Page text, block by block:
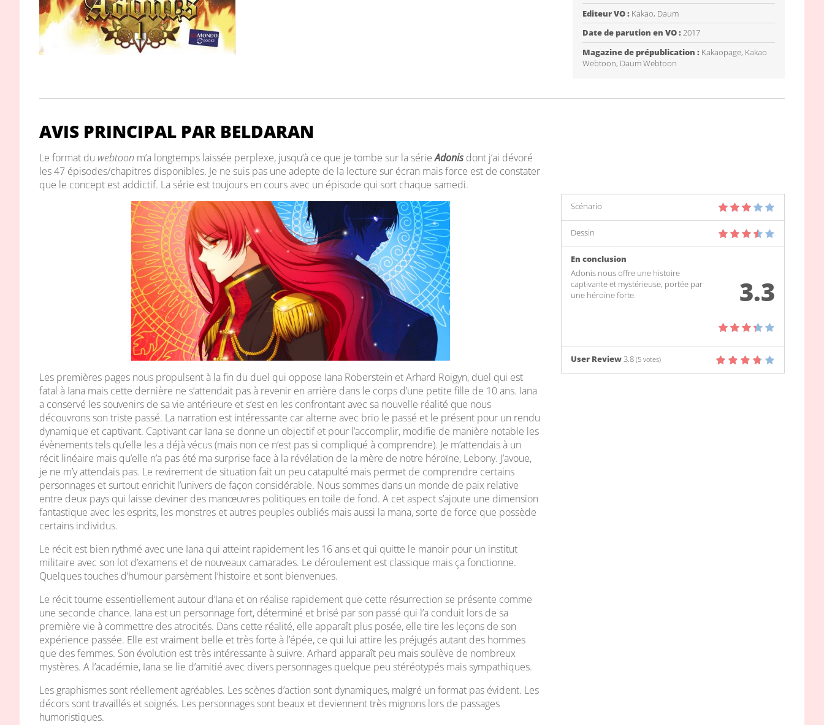
Editeur VO : Kakao, Daum
Date de parution en VO : 2017
Magazine de prépublication : Kakaopage, Kakao
Webtoon, Daum Webtoon
AVIS PRINCIPAL PAR BELDARAN
Le format du webtoon m’a longtemps laissée perplexe, jusqu’à ce que je tombe sur la sérieAdonisdont j’ai dévoré
les 47 épisodes/chapitres disponibles. Je ne suis pas une adepte de la lecture sur écran mais force est de constater
que le concept est addictif. La série est toujours en cours avec un épisode qui sort chaque samedi.
Les premières pages nous propulsent à la fin du duel qui oppose Iana Roberstein et Arhard Roigyn, duel qui est
fatal à Iana mais cette dernière ne s’attendait pas à revenir en arrière dans le corps d’une petite fille de 10 ans. Iana
a conservé les souvenirs de sa vie antérieure et s’est en les confrontant avec sa nouvelle réalité que nous
découvrons son triste passé. La narration est intéressante car alterne avec brio le passé et le présent pour un rendu
dynamique et captivant. Captivant car Iana se donne un objectif et pour l’accomplir, modifie de manière notable les
évènements tels qu’elle les a déjà vécus (mais non ce n’est pas si compliqué à comprendre). Je m’attendais à un
récit linéaire mais qu’elle n’a pas été ma surprise face à la révélation de la mère de notre héroïne, Lebony. J’avoue,
je ne m’y attendais pas. Le revirement de situation fait un peu catapulté mais permet de comprendre certains
personnages et surtout enrichit l’univers de façon considérable. Nous sommes dans un monde de paix relative
entre deux pays qui laisse deviner des manœuvres politiques en toile de fond. A cet aspect s’ajoute une dimension
fantastique avec les esprits, les monstres et autres peuples oubliés mais aussi la mana, sorte de force que possède
certains individus.
Le récit est bien rythmé avec une Iana qui atteint rapidement les 16 ans et qui quitte le manoir pour un institut
militaire avec son lot d’examens et de nouveaux camarades. Le déroulement est classique mais ça fonctionne.
Quelques touches d’humour parsèment l’histoire et sont bienvenues.
Le récit tourne essentiellement autour d’Iana et on réalise rapidement que cette résurrection se présente comme
une seconde chance. Iana est un personnage fort, déterminé et brisé par son passé qui l’a conduit lors de sa
première vie à commettre des atrocités. Dans cette réalité, elle apparaît plus posée, elle tire les leçons de son
expérience passée. Elle est vraiment belle et très forte à l’épée, ce qui lui attire les préjugés autant des hommes
que des femmes. Son évolution est très intéressante à suivre. Arhard apparaît peu mais soulève de nombreux
mystères. A l’académie, Iana se lie d’amitié avec divers personnages quelque peu stéréotypés mais sympathiques.
Les graphismes sont réellement agréables. Les scènes d’action sont dynamiques, malgré un format pas évident. Les
décors sont travaillés et soignés. Les personnages sont beaux et deviennent très mignons lors de passages
humoristiques.
Scénario
Dessin
3.3
En conclusion
Adonis nous offre une histoire
captivante et mystérieuse, portée par
une héroïne forte.
User Review3.8 (5 votes)